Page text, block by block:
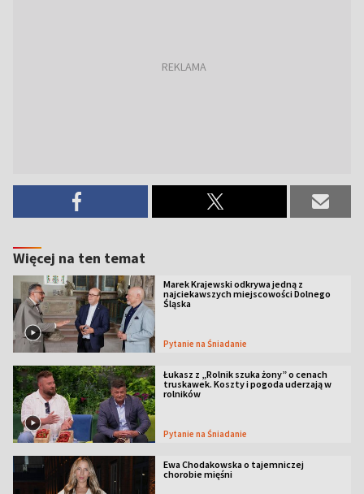
Więcej na ten temat
Marek Krajewski odkrywa jedną z
najciekawszych miejscowości Dolnego
Śląska
Pytanie na Śniadanie
Łukasz z „Rolnik szuka żony” o cenach
truskawek. Koszty i pogoda uderzają w
rolników
Pytanie na Śniadanie
Ewa Chodakowska o tajemniczej
chorobie mięśni